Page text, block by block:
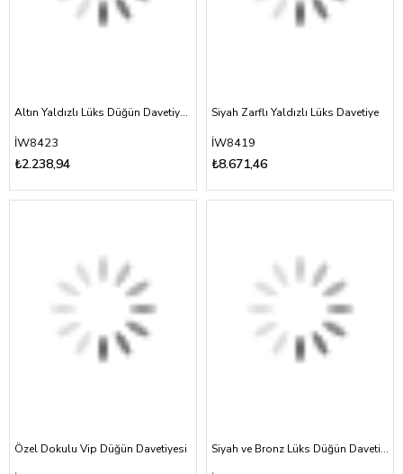
Altın Yaldızlı Lüks Düğün Davetiyesi
İW8423
₺2.238,94
Siyah Zarflı Yaldızlı Lüks Davetiye
İW8419
₺8.671,46
Özel Dokulu Vip Düğün Davetiyesi Siyah ve Bronz Lüks Düğün Davetiyesi